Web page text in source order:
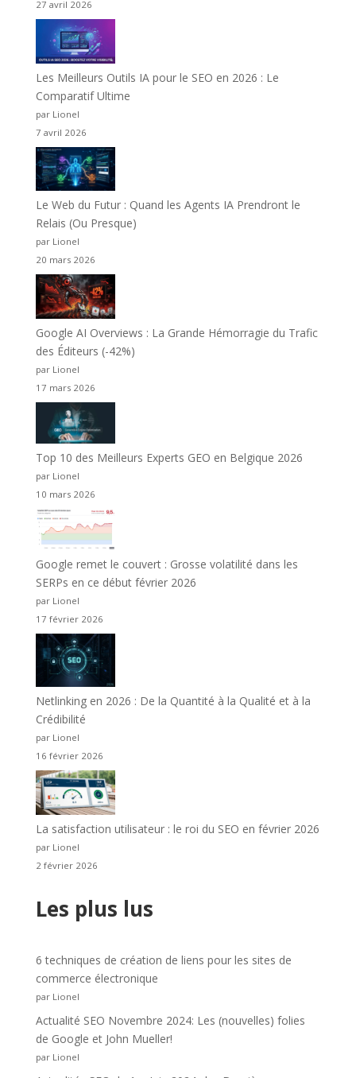
27 avril 2026
Les Meilleurs Outils IA pour le SEO en 2026 : Le
Comparatif Ultime
par Lionel
7 avril 2026
Le Web du Futur : Quand les Agents IA Prendront le
Relais (Ou Presque)
par Lionel
20 mars 2026
Google AI Overviews : La Grande Hémorragie du Trafic
des Éditeurs (-42%)
par Lionel
17 mars 2026
Top 10 des Meilleurs Experts GEO en Belgique 2026
par Lionel
10 mars 2026
Google remet le couvert : Grosse volatilité dans les
SERPs en ce début février 2026
par Lionel
17 février 2026
Netlinking en 2026 : De la Quantité à la Qualité et à la
Crédibilité
par Lionel
16 février 2026
La satisfaction utilisateur : le roi du SEO en février 2026
par Lionel
2 février 2026
Les plus lus
6 techniques de création de liens pour les sites de
commerce électronique
par Lionel
Actualité SEO Novembre 2024: Les (nouvelles) folies
de Google et John Mueller!
par Lionel